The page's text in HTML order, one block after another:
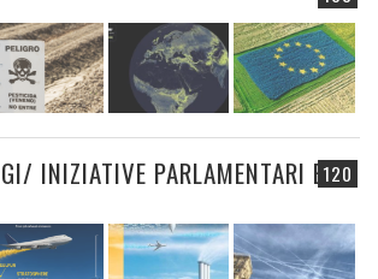
120
INIZIATIVE PARLAMENTARI E